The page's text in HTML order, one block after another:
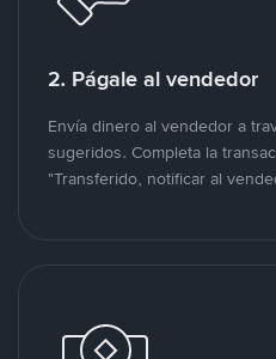
2. Págale al vendedor
Envía dinero al vendedor a
sugeridos. Completa la
"Transferido, notificar al